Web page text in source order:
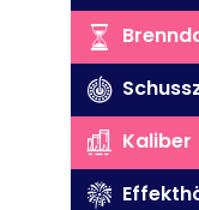
Kaliber